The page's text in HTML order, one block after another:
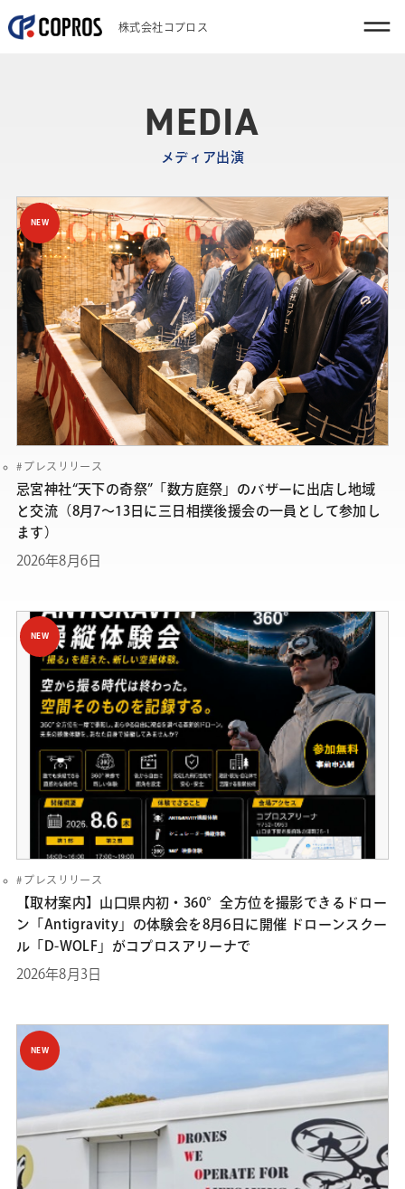
株式会社コプロス
MEDIA
メディア出演
プレスリリース
忌宮神社“天下の奇祭”「数方庭祭」のバザーに出店し地域
と交流（8月7～13日に三日相撲後援会の一員として参加し
ます）
2026年8月6日
プレスリリース
【取材案内】山口県内初・360°全方位を撮影できるドロー
ン「Antigravity」の体験会を8月6日に開催 ドローンスクー
ル「D-WOLF」がコプロスアリーナで
2026年8月3日